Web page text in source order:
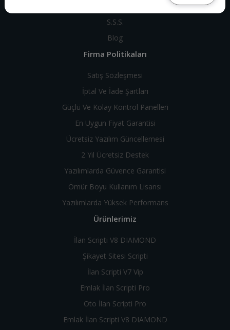
S.S.S.
Blog
Firma Politikaları
Satış Sözleşmesi
İptal Ve İade Şartları
Güçlü Ve Kolay Kontrol Panelleri
En Uygun Fiyat Garantisi
Ücretsiz Yazılım Güncellemesi
2 Yıl Ücretsiz Destek
Yazılımlarda Güvence Garantisi
Ömür Boyu Kullanım Lisansı
Yazılımlarda Yüksek Performans
Ürünlerimiz
İlan Scripti V8 DIAMOND
Şikayet Sitesi Scripti
İlan Scripti V7 Vip
Emlak İlan Scripti Pro
Oto İlan Scripti Pro
Emlak İlan Scripti V8 DIAMOND